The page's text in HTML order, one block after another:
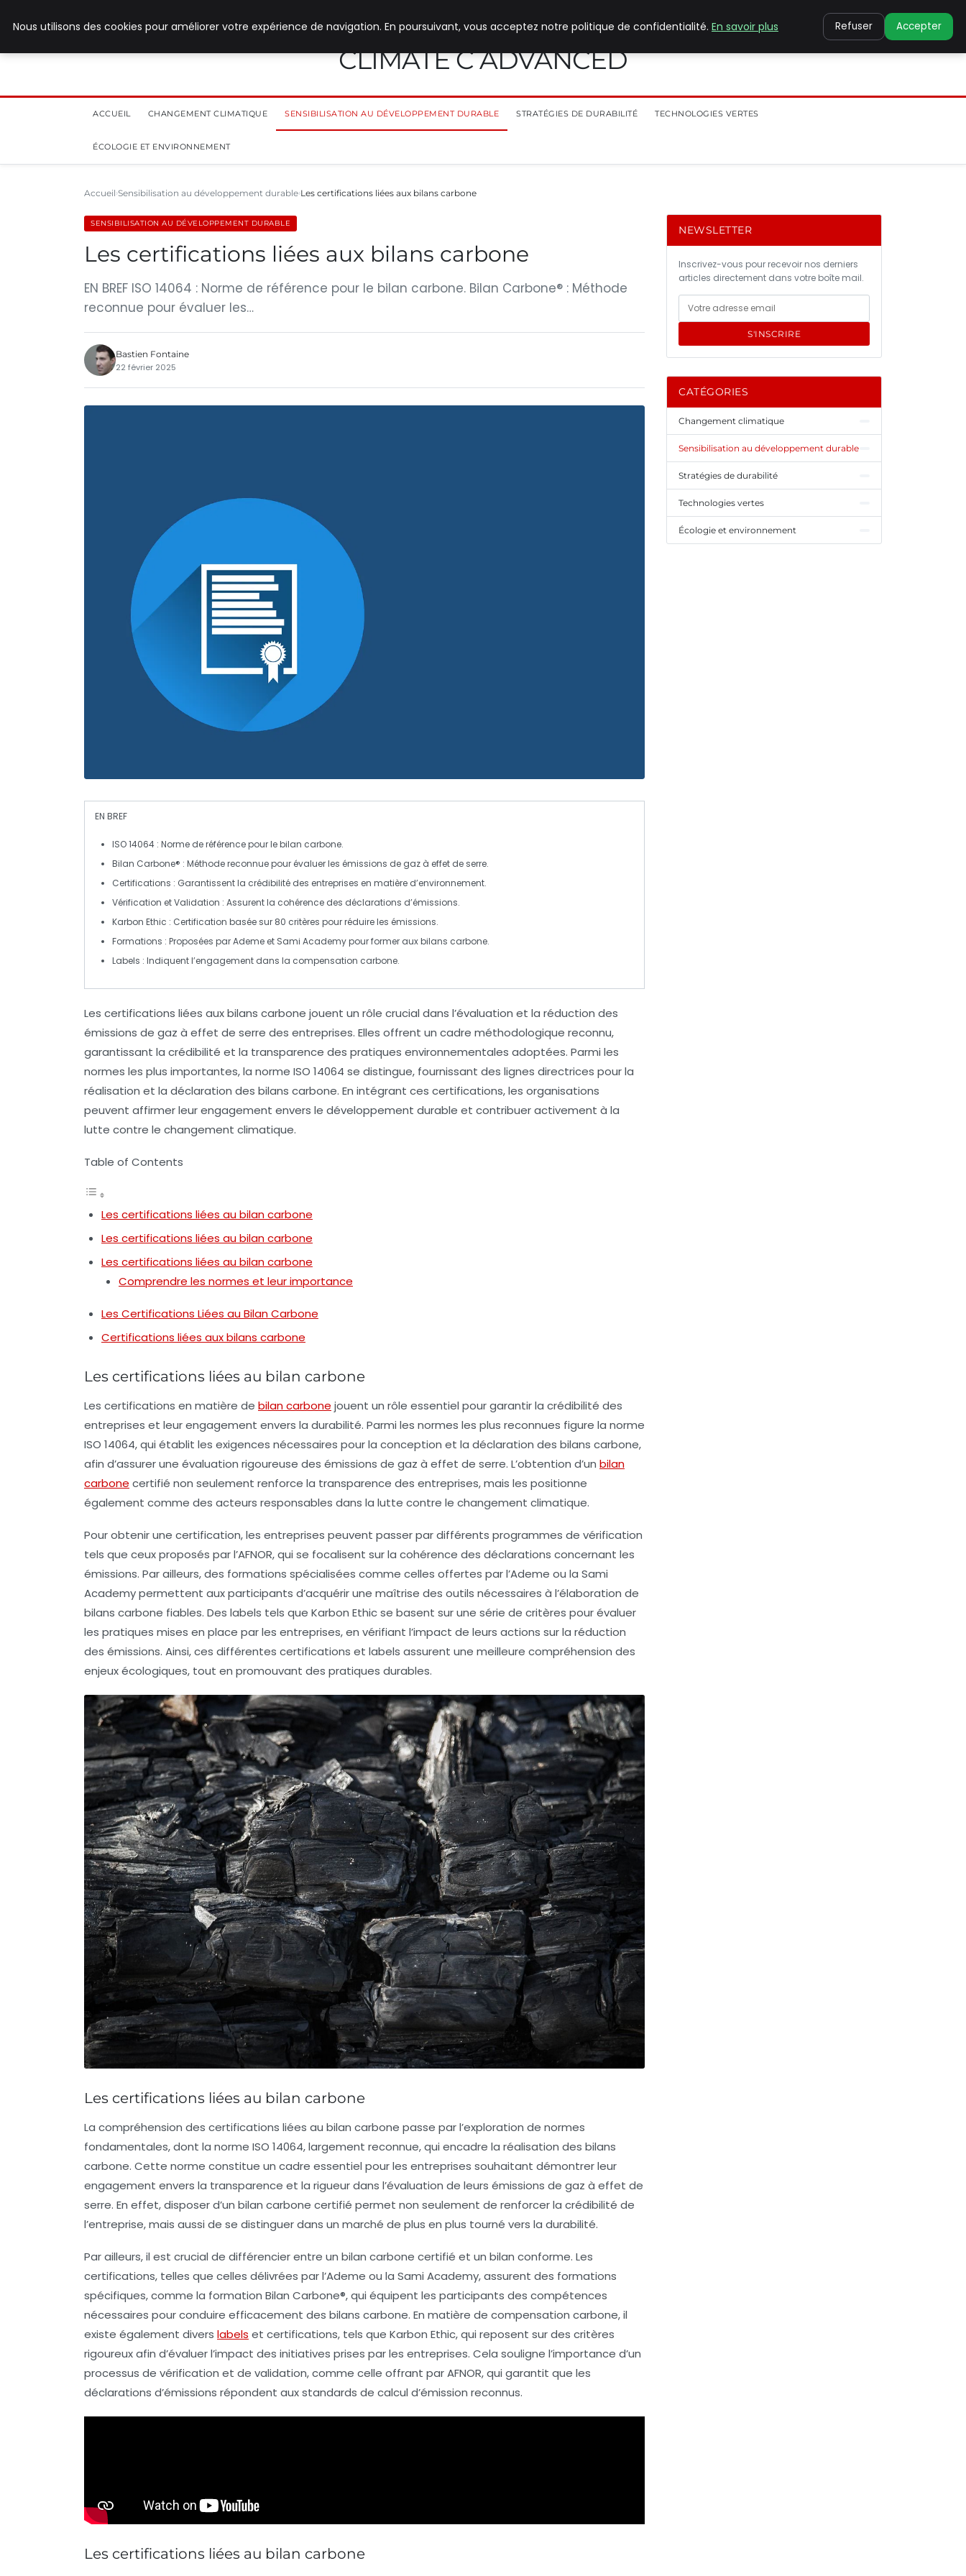
CLIMATE C ADVANCED
ACCUEIL CHANGEMENT CLIMATIQUE SENSIBILISATION AU DÉVELOPPEMENT DURABLE STRATÉGIES DE DURABILITÉ TECHNOLOGIES VERTES
ÉCOLOGIE ET ENVIRONNEMENT
Accueil Sensibilisation au développement durable Les certifications liées aux bilans carbone
SENSIBILISATION AU DÉVELOPPEMENT DURABLE
Les certifications liées aux bilans carbone
EN BREF ISO 14064 : Norme de référence pour le bilan carbone. Bilan Carbone® : Méthode
reconnue pour évaluer les…
Bastien Fontaine
22 février 2025
EN BREF
ISO 14064 : Norme de référence pour le bilan carbone.
Bilan Carbone® : Méthode reconnue pour évaluer les émissions de gaz à effet de serre.
Certifications : Garantissent la crédibilité des entreprises en matière d’environnement.
Vérification et Validation : Assurent la cohérence des déclarations d’émissions.
Karbon Ethic : Certification basée sur 80 critères pour réduire les émissions.
Formations : Proposées parAdeme et Sami Academypour former aux bilans carbone.
Labels : Indiquent l’engagement dans la compensation carbone.
Les certifications liées aux bilans carbone jouent un rôle crucial dans l’évaluation et la réduction des
émissions de gaz à effet de serre des entreprises. Elles offrent un cadre méthodologique reconnu,
garantissant la crédibilité et la transparence des pratiques environnementales adoptées. Parmi les
normes les plus importantes, la norme ISO 14064 se distingue, fournissant des lignes directrices pour la
réalisation et la déclaration des bilans carbone. En intégrant ces certifications, les organisations
peuvent affirmer leur engagement envers le développement durable et contribuer activement à la
lutte contre le changement climatique.
Table of Contents
Les certifications liées au bilan carbone
Les certifications liées au bilan carbone
Les certifications liées au bilan carbone
Comprendre les normes et leur importance
Les Certifications Liées au Bilan Carbone
Certifications liées aux bilans carbone
Les certifications liées au bilan carbone
Les certifications en matière de bilan carbone jouent un rôle essentiel pour garantir la crédibilité des
entreprises et leur engagement envers la durabilité. Parmi les normes les plus reconnues figure la norme
ISO 14064, qui établit les exigences nécessaires pour la conception et la déclaration des bilans carbone,
afin d’assurer une évaluation rigoureuse des émissions de gaz à effet de serre. L’obtention d’un bilan
carbone certifié non seulement renforce la transparence des entreprises, mais les positionne
également comme des acteurs responsables dans la lutte contre le changement climatique.
Pour obtenir une certification, les entreprises peuvent passer par différents programmes de vérification
tels que ceux proposés par l’AFNOR, qui se focalisent sur la cohérence des déclarations concernant les
émissions. Par ailleurs, des formations spécialisées comme celles offertes par l’Ademe ou la Sami
Academypermettent aux participants d’acquérir une maîtrise des outils nécessaires à l’élaboration de
bilans carbone fiables. Des labels tels que Karbon Ethicse basent sur une série de critères pour évaluer
les pratiques mises en place par les entreprises, en vérifiant l’impact de leurs actions sur la réduction
des émissions. Ainsi, ces différentes certifications et labels assurent une meilleure compréhension des
enjeux écologiques, tout en promouvant des pratiques durables.
Les certifications liées au bilan carbone
La compréhension des certifications liées au bilan carbone passe par l’exploration de normes
fondamentales, dont la norme ISO 14064, largement reconnue, qui encadre la réalisation des bilans
carbone. Cette norme constitue un cadre essentiel pour les entreprises souhaitant démontrer leur
engagement envers la transparence et la rigueur dans l’évaluation de leurs émissions de gaz à effet de
serre. En effet, disposer d’un bilan carbone certifié permet non seulement de renforcer la crédibilité de
l’entreprise, mais aussi de se distinguer dans un marché de plus en plus tourné vers la durabilité.
Par ailleurs, il est crucial de différencier entre un bilan carbone certifié et un bilan conforme. Les
certifications, telles que celles délivrées par l’Ademe ou la Sami Academy, assurent des formations
spécifiques, comme la formation Bilan Carbone®, qui équipent les participants des compétences
nécessaires pour conduire efficacement des bilans carbone. En matière de compensation carbone, il
existe également divers labels et certifications, tels que Karbon Ethic, qui reposent sur des critères
rigoureux afin d’évaluer l’impact des initiatives prises par les entreprises. Cela souligne l’importance d’un
processus de vérification et de validation, comme celle offrant parAFNOR, qui garantit que les
déclarations d’émissions répondent aux standards de calcul d’émission reconnus.
Les certifications liées au bilan carbone
NEWSLETTER
Inscrivez-vous pour recevoir nos derniers
articles directement dans votre boîte mail.
S'INSCRIRE
CATÉGORIES
Changement climatique
Sensibilisation au développement durable
Stratégies de durabilité
Technologies vertes
Écologie et environnement
Nous utilisons des cookies pour améliorer votre expérience de navigation. En poursuivant, vous acceptez notre politique de confidentialité. En savoir plus Refuser Accepter